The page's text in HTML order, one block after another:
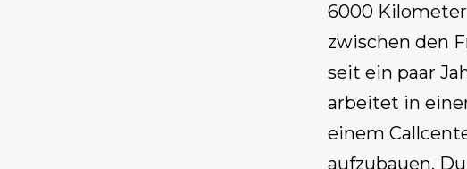
6000
zwischen den
seit ein paar
arbeitet in
einem
aufzubauen.